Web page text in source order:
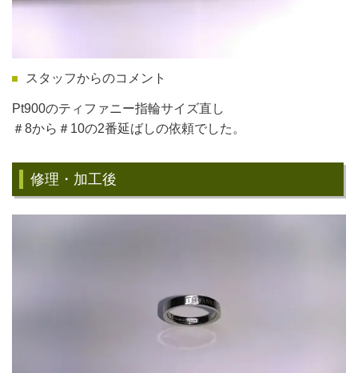
スタッフからのコメント
Pt900のティファニー指輪サイズ直し
＃8から＃10の2番延ばしの依頼でした。
修理・加工後